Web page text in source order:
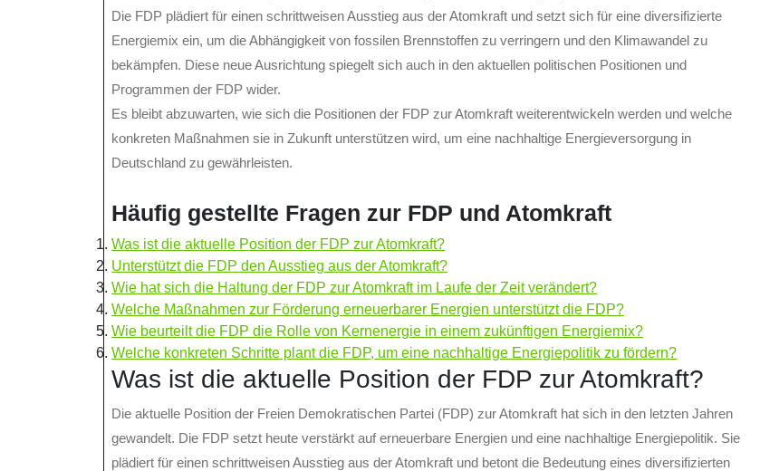
Die FDP plädiert für einen schrittweisen Ausstieg aus der Atomkraft und setzt sich für eine diversifizierte
Energiemix ein, um die Abhängigkeit von fossilen Brennstoffen zu verringern und den Klimawandel zu
bekämpfen. Diese neue Ausrichtung spiegelt sich auch in den aktuellen politischen Positionen und
Programmen der FDP wider.
Es bleibt abzuwarten, wie sich die Positionen der FDP zur Atomkraft weiterentwickeln werden und welche
konkreten Maßnahmen sie in Zukunft unterstützen wird, um eine nachhaltige Energieversorgung in
Deutschland zu gewährleisten.
Häufig gestellte Fragen zur FDP und Atomkraft
Was ist die aktuelle Position der FDP zur Atomkraft?
Unterstützt die FDP den Ausstieg aus der Atomkraft?
Wie hat sich die Haltung der FDP zur Atomkraft im Laufe der Zeit verändert?
Welche Maßnahmen zur Förderung erneuerbarer Energien unterstützt die FDP?
Wie beurteilt die FDP die Rolle von Kernenergie in einem zukünftigen Energiemix?
Welche konkreten Schritte plant die FDP, um eine nachhaltige Energiepolitik zu fördern?
Was ist die aktuelle Position der FDP zur Atomkraft?
Die aktuelle Position der Freien Demokratischen Partei (FDP) zur Atomkraft hat sich in den letzten Jahren
gewandelt. Die FDP setzt heute verstärkt auf erneuerbare Energien und eine nachhaltige Energiepolitik. Sie
plädiert für einen schrittweisen Ausstieg aus der Atomkraft und betont die Bedeutung eines diversifizierten